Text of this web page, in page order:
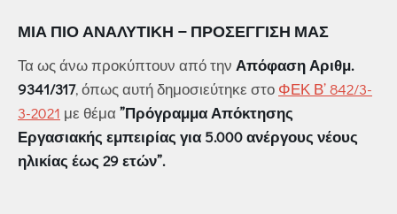
ΜΙΑ ΠΙΟ ΑΝΑΛΥΤΙΚΉ – ΠΡΟΣΈΓΓΙΣΗ ΜΑΣ
Τα ως άνω προκύπτουν από την Απόφαση Αριθμ.
9341/317, όπως αυτή δημοσιεύτηκε στο ΦΕΚ Β’ 842/3-
3-2021 με θέμα ”Πρόγραμμα Απόκτησης
Εργασιακής εμπειρίας για 5.000 ανέργους νέους
ηλικίας έως 29 ετών”.